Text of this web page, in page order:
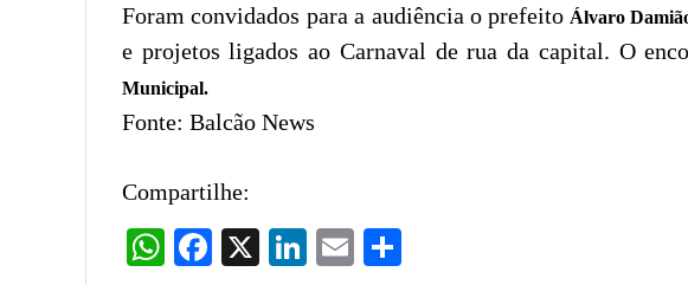
Foram convidados para a audiência o prefeito Álvaro
e projetos ligados ao Carnaval de rua da capital. O
Municipal.
Fonte: Balcão News
Compartilhe:
WhatsAppFacebook LinkedInEmail